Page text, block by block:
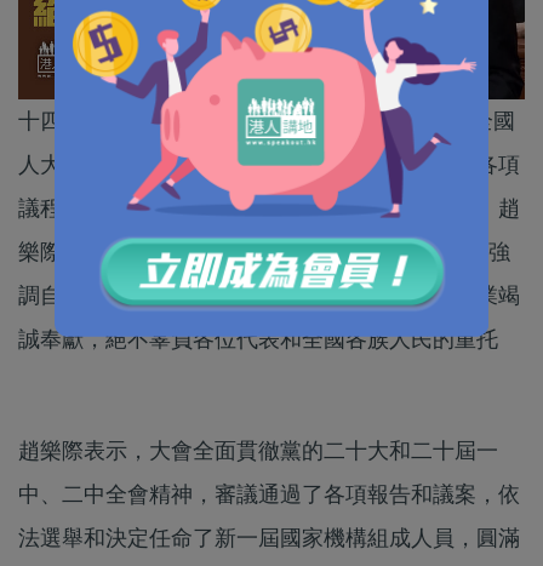
十四屆全國人大人大會議今日(13日)上午閉幕，全國
人大常委會委員長趙樂際宣布全國人大一次會議各項
議程，已經全部進行完畢。期間趙樂際發表講話。趙
樂際強調過去5年，各方面工作取得重大進展，並強
調自己擔任人大委員長一職，定當為黨和國家事業竭
誠奉獻，絕不辜負各位代表和全國各族人民的重托
趙樂際表示，大會全面貫徹黨的二十大和二十屆一
中、二中全會精神，審議通過了各項報告和議案，依
法選舉和決定任命了新一屆國家機構組成人員，圓滿